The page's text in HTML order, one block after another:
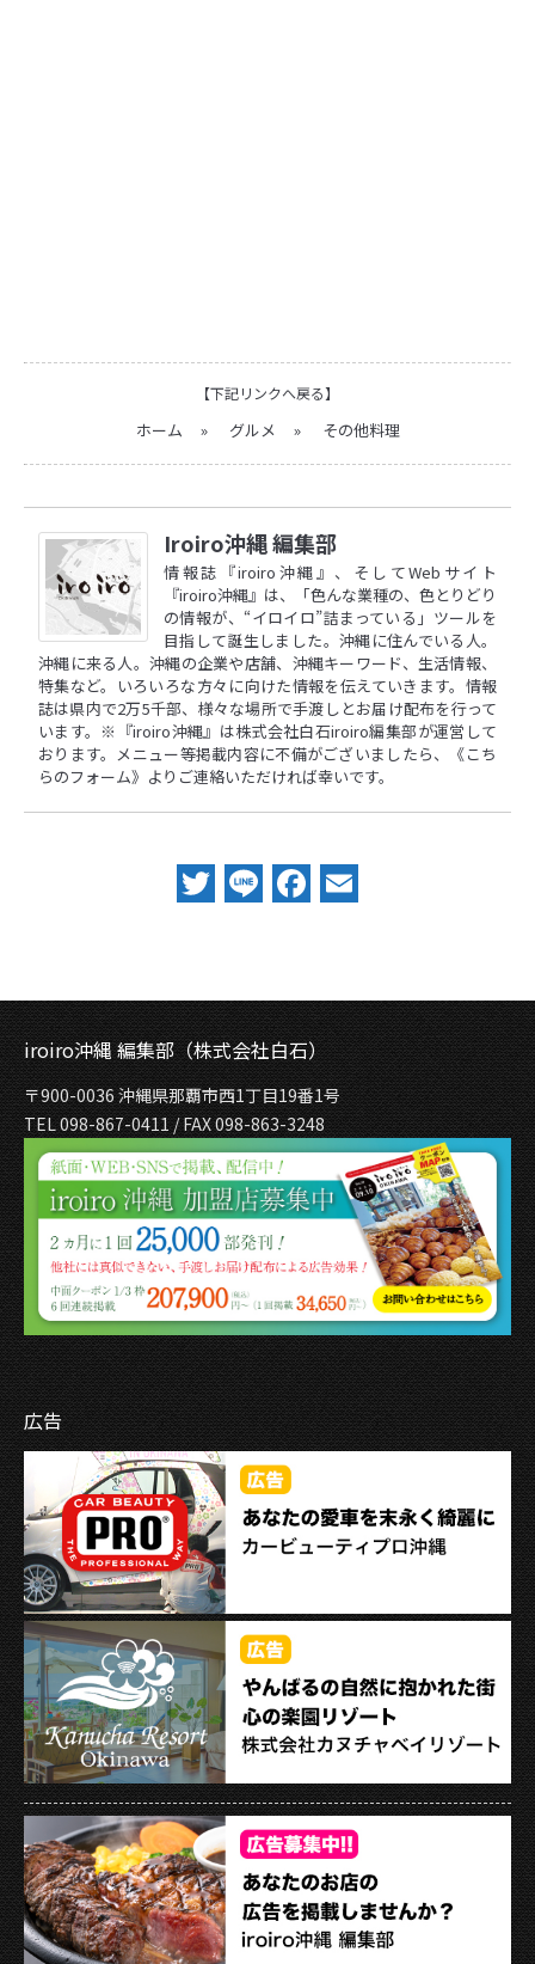
【下記リンクへ戻る】
ホーム » グルメ » その他料理
Iroiro沖縄 編集部
情報誌『iroiro沖縄』、そしてWebサイト
『iroiro沖縄』は、「色んな業種の、色とりどり
の情報が、“イロイロ”詰まっている」ツールを
目指して誕生しました。沖縄に住んでいる人。
沖縄に来る人。沖縄の企業や店舗、沖縄キーワード、生活情報、
特集など。いろいろな方々に向けた情報を伝えていきます。情報
誌は県内で2万5千部、様々な場所で手渡しとお届け配布を行って
います。※『iroiro沖縄』は株式会社白石iroiro編集部が運営して
おります。メニュー等掲載内容に不備がございましたら、
《こち
らのフォーム》 よりご連絡いただければ幸いです。
Twitter
LineFacebook
iroiro沖縄 編集部（株式会社白石）
〒900-0036 沖縄県那覇市西1丁目19番1号
TEL 098-867-0411 / FAX 098-863-3248
広告